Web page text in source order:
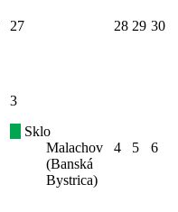
27 28 29 30
3
Sklo
Malachov
(Banská
Bystrica)
4 5 6